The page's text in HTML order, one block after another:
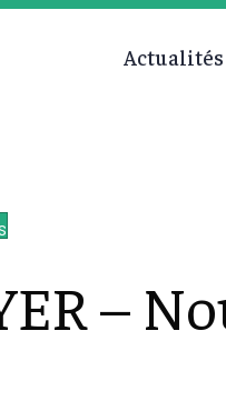
Actualités
–